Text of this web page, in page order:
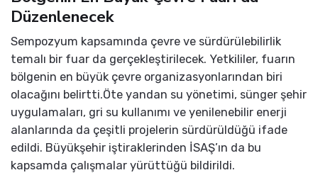
Düzenlenecek
Sempozyum kapsamında çevre ve sürdürülebilirlik
temalı bir fuar da gerçekleştirilecek. Yetkililer, fuarın
bölgenin en büyük çevre organizasyonlarından biri
olacağını belirtti.Öte yandan su yönetimi, sünger şehir
uygulamaları, gri su kullanımı ve yenilenebilir enerji
alanlarında da çeşitli projelerin sürdürüldüğü ifade
edildi. Büyükşehir iştiraklerinden İSAŞ’ın da bu
kapsamda çalışmalar yürüttüğü bildirildi.